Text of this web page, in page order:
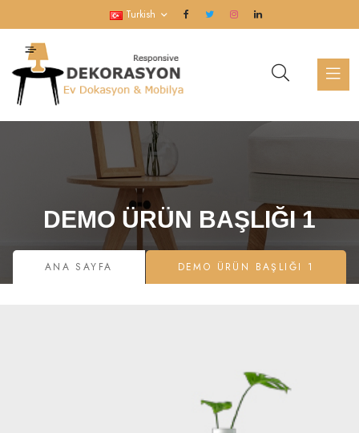
Turkish
DEMO ÜRÜN BAŞLIĞI 1
ANA SAYFA DEMO ÜRÜN BAŞLIĞI 1